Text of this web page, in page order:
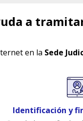
a
en la Sede
Identificación y